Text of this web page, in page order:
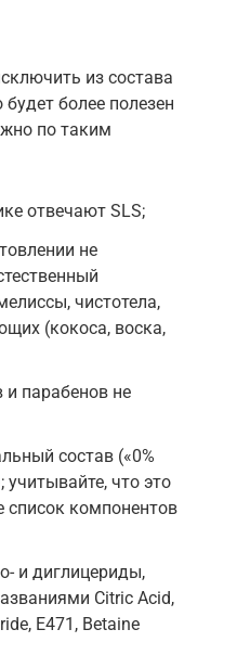
из состава
более полезен
по таким
отвечают SLS;
не
чистотела,
(кокоса, воска,
и парабенов не
состав («0%
что это
список компонентов
и диглицериды,
Citric Acid,
E471, Betaine